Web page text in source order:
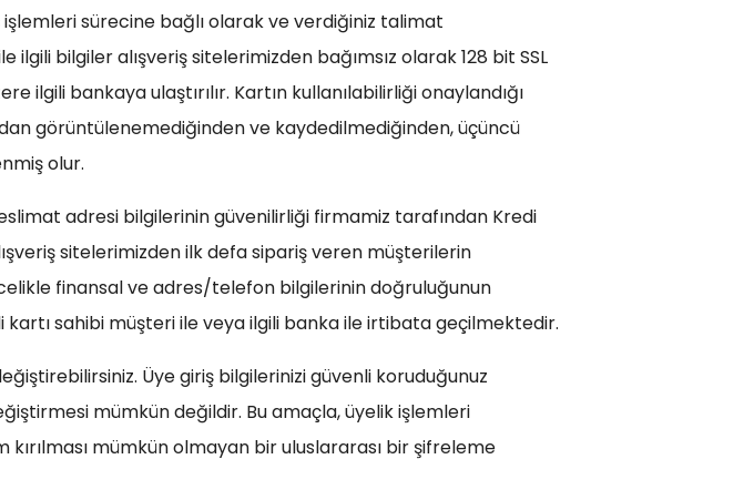
sürecine bağlı olarak ve verdiğiniz talimat
ilgili bilgiler alışveriş sitelerimizden bağımsız olarak 128 bit SSL
bankaya ulaştırılır. Kartın kullanılabilirliği onaylandığı
görüntülenemediğinden ve kaydedilmediğinden, üçüncü
olur.
adresi bilgilerinin güvenilirliği firmamiz tarafından Kredi
sitelerimizden ilk defa sipariş veren müşterilerin
finansal ve adres/telefon bilgilerinin doğruluğunun
sahibi müşteri ile veya ilgili banka ile irtibata geçilmektedir.
Üye giriş bilgilerinizi güvenli koruduğunuz
mümkün değildir. Bu amaçla, üyelik işlemleri
kırılması mümkün olmayan bir uluslararası bir şifreleme